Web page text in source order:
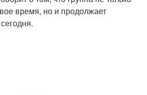
время, но и продолжает